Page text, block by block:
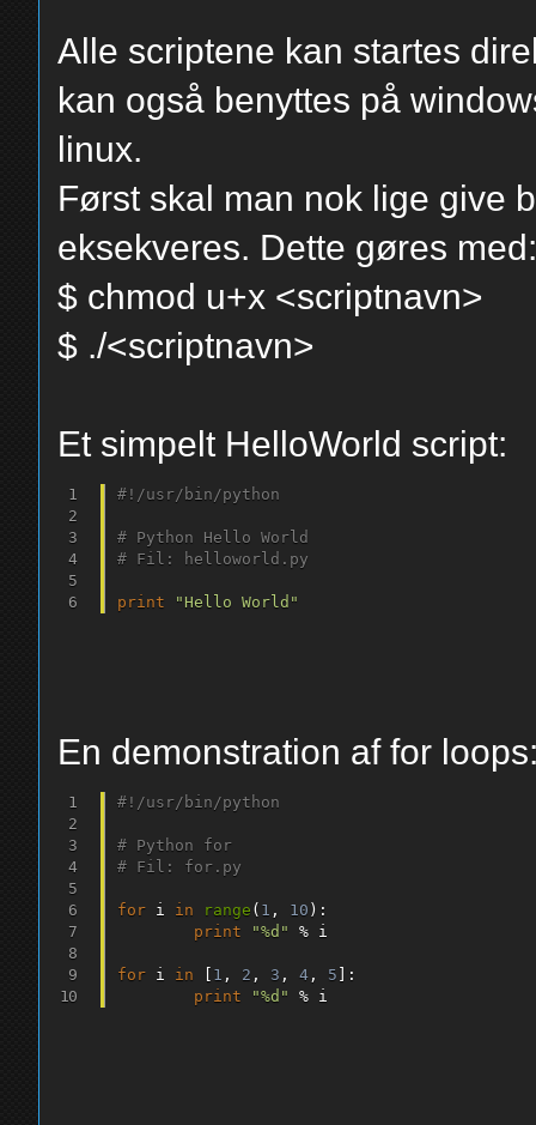
Alle scriptene kan startes
kan også benyttes på
linux.
Først skal man nok lige give
eksekveres. Dette gøres
$ chmod u+x <scriptnavn>
$ ./<scriptnavn>
Et simpelt HelloWorld script:
#!/usr/bin/python
# Python Hello World
# Fil: helloworld.py
print "Hello World"
En demonstration af for
#!/usr/bin/python
# Python for
# Fil: for.py
for i in range ( 1 , 10 ) :
print
"%d" % i
for i in 1 , 2 , 3 , 4, 5
:
print
"%d" %